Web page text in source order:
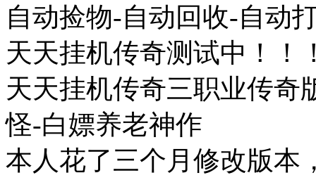
自动捡物-自动回收-自动
天天挂机传奇测试中！！
天天挂机传奇三职业传奇
怪-白嫖养老神作
本人花了三个月修改版本